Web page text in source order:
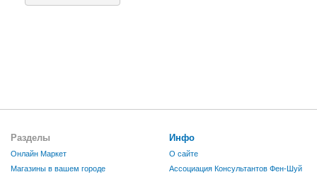
Разделы
Онлайн Маркет
Магазины в вашем городе
Инфо
О сайте
Ассоциация Консультантов Фен-Шуй